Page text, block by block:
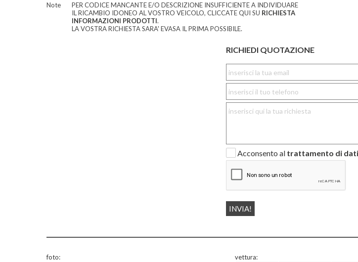
Note
PER CODICE MANCANTE E/O DESCRIZIONE INSUFFICIENTE A INDIVIDUARE
IL RICAMBIO IDONEO AL VOSTRO VEICOLO, CLICCATE QUI SU RICHIESTA
INFORMAZIONI PRODOTTI.
LA VOSTRA RICHIESTA SARA' EVASA IL PRIMA POSSIBILE.
RICHIEDI QUOTAZIONE
Acconsento al trattamento di
foto: vettura: